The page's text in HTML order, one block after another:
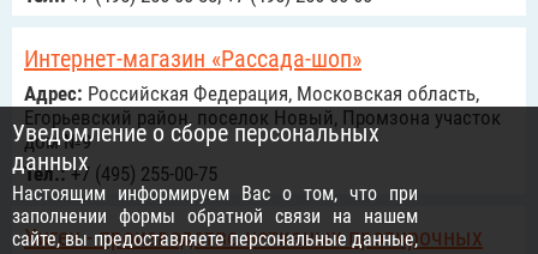
Интернет-магазин «Рассада-шоп»
Адрес: Российcкая Федерация, Московская область,
Егорьевский район, поселок Новый, Промзона участок
дом №9
Тел.:+7 (495) 255-00-75
Хиген - производство нетканых протирочных
Уведомление о сборе персональных
данных
Настоящим информируем Вас о том, что при
заполнении формы обратной связи на нашем
сайте, вы предоставляете персональные данные,